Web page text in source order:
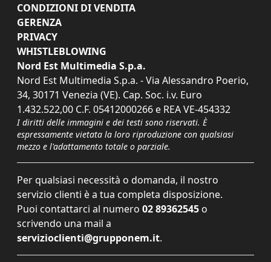
CONDIZIONI DI VENDITA
GERENZA
PRIVACY
WHISTLEBLOWING
Nord Est Multimedia S.p.a.
Nord Est Multimedia S.p.a. - Via Alessandro Poerio,
34, 30171 Venezia (VE). Cap. Soc. i.v. Euro
1.432.522,00 C.F. 05412000266 e REA VE-454332
I diritti delle immagini e dei testi sono riservati. È
espressamente vietata la loro riproduzione con qualsiasi
mezzo e l'adattamento totale o parziale.
Per qualsiasi necessità o domanda, il nostro
servizio clienti è a tua completa disposizione.
Puoi contattarci al numero 02 89362545 o
scrivendo una mail a
servizioclienti@grupponem.it.